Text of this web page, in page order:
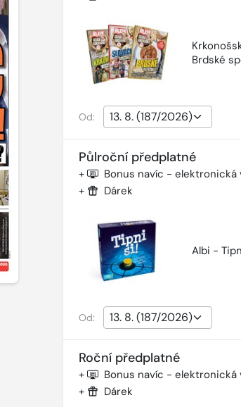
Brdské
Od:
Půlroční předplatné
+ Bonus navíc - elektronická
+ Dárek
Albi -
Od:
Roční předplatné
+ Bonus navíc - elektronická
+
Dárek